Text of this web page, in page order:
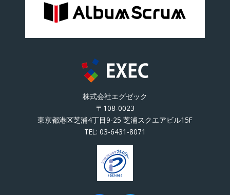
株式会社エグゼック
〒108-0023
東京都港区芝浦4丁目9-25 芝浦スクエアビル15F
TEL: 03-6431-8071